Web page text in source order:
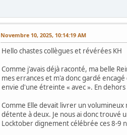
Novembre 10, 2025, 10:14:19 AM
Hello chastes collègues et révérées KH
Comme j'avais déjà raconté, ma belle
mes errances et m'a donc gardé
envie d'une étreinte « avec ». En
Comme Elle devait livrer un
détente à deux. Je nous ai donc trouvé
Locktober dignement célébrée ces 8-9